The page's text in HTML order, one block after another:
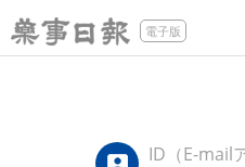
電子版
ID（E-mail